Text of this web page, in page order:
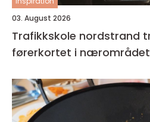
03. August 2026
Trafikkskole nordstrand trygg vei til
førerkortet i nærområdet